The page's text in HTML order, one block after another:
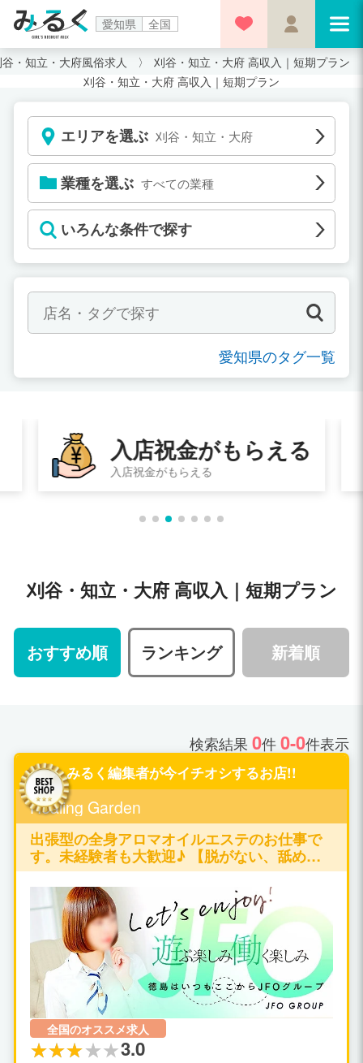
愛知県 全国
・知立・大府風俗求人
刈谷・知立・大府 高収入｜短期プラン
刈谷・知立・大府 高収入｜短期プラン
エリアを選ぶ 刈谷・知立・大府
業種を選ぶ すべての業種
いろんな条件で探す
愛知県のタグ一覧
入店祝金がもらえる
入店祝金がもらえる
刈谷・知立・大府 高収入｜短期プラン
おすすめ順 ランキング 新着順
検索結果0件0-0件表示
みるく編集者が今イチオシするお店!!
Healing Garden
出張型の全身アロマオイルエステのお仕事で
す。未経験者も大歓迎♪ 【脱がない、舐めな
い、触られない】の仕事が可能です♪
全国のオススメ求人
3.0